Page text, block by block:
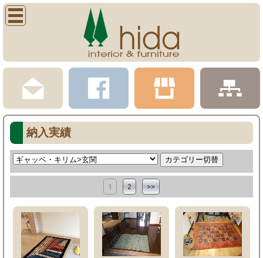
納入実績
1 2 >>